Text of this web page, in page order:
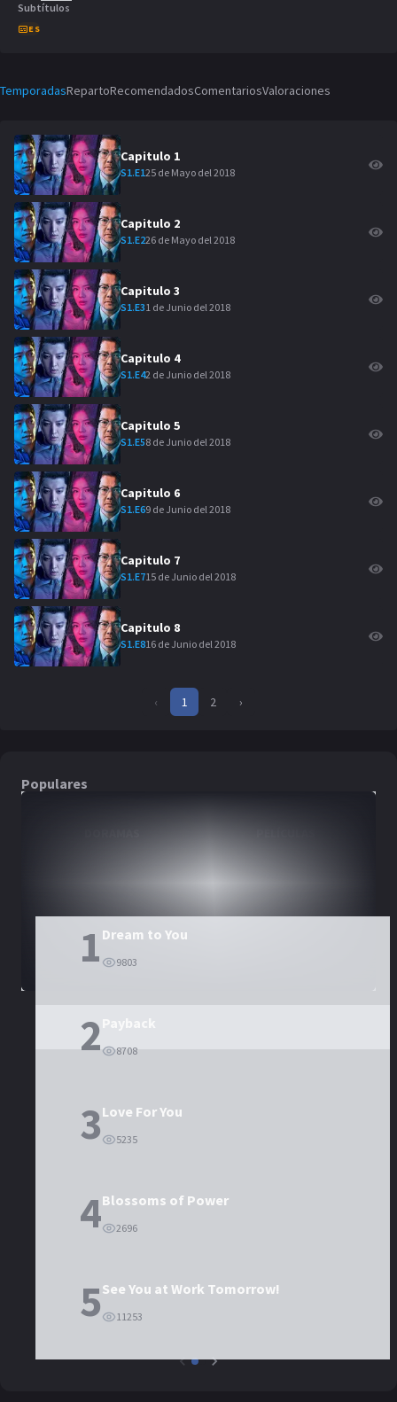
Subtítulos
ES
TemporadasRepartoRecomendadosComentariosValoraciones
Capitulo 1
S1.E125 de Mayo del 2018
Capitulo 2
S1.E226 de Mayo del 2018
Capitulo 3
S1.E31 de Junio del 2018
Capitulo 4
S1.E42 de Junio del 2018
Capitulo 5
S1.E58 de Junio del 2018
Capitulo 6
S1.E69 de Junio del 2018
Capitulo 7
S1.E715 de Junio del 2018
Capitulo 8
S1.E816 de Junio del 2018
‹ 1 2 ›
Populares
1 Dream to You
9803
2Payback
8708
3Love For You
5235
4Blossoms of Power
2696
5See You at Work Tomorrow!
11253